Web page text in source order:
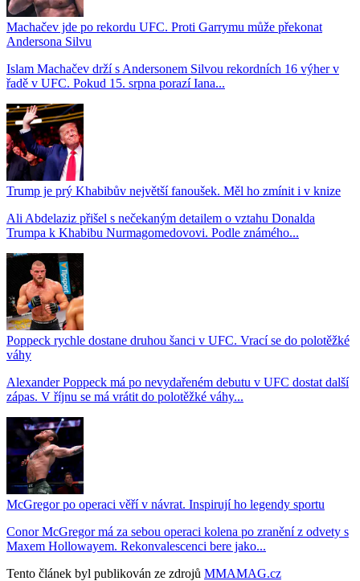
Machačev jde po rekordu UFC. Proti Garrymu může překonat
Andersona Silvu
Islam Machačev drží s Andersonem Silvou rekordních 16 výher v
řadě v UFC. Pokud 15. srpna porazí Iana...
Trump je prý Khabibův největší fanoušek. Měl ho zmínit i v knize
Ali Abdelaziz přišel s nečekaným detailem o vztahu Donalda
Trumpa k Khabibu Nurmagomedovovi. Podle známého...
Poppeck rychle dostane druhou šanci v UFC. Vrací se do polotěžké
váhy
Alexander Poppeck má po nevydařeném debutu v UFC dostat další
zápas. V říjnu se má vrátit do polotěžké váhy...
McGregor po operaci věří v návrat. Inspirují ho legendy sportu
Conor McGregor má za sebou operaci kolena po zranění z odvety s
Maxem Hollowayem. Rekonvalescenci bere jako...
Tento článek byl publikován ze zdrojů MMAMAG.cz